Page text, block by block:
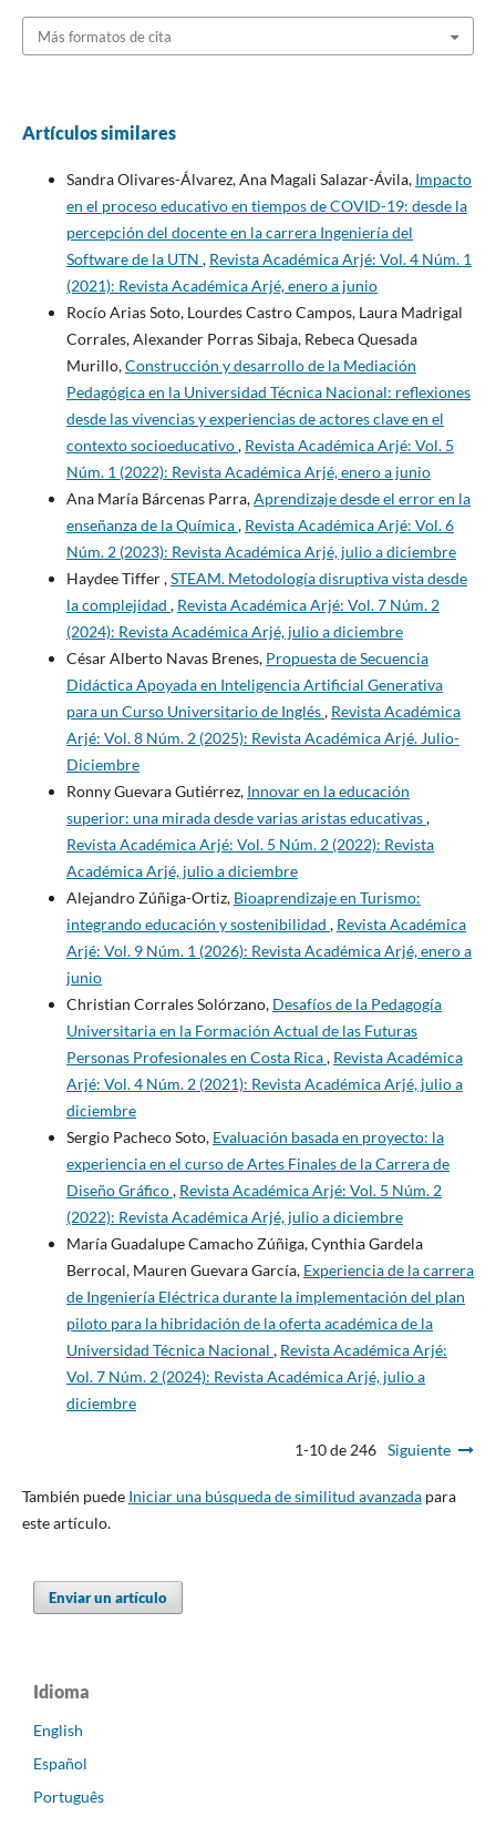
Más formatos de cita
Artículos similares
Sandra Olivares-Álvarez, Ana Magali Salazar-Ávila, Impacto
en el proceso educativo en tiempos de COVID-19: desde la
percepción del docente en la carrera Ingeniería del
Software de la UTN , Revista Académica Arjé: Vol. 4 Núm. 1
(2021): Revista Académica Arjé, enero a junio
Rocío Arias Soto, Lourdes Castro Campos, Laura Madrigal
Corrales, Alexander Porras Sibaja, Rebeca Quesada
Murillo,Construcción y desarrollo de la Mediación
Pedagógica en la Universidad Técnica Nacional: reflexiones
desde las vivencias y experiencias de actores clave en el
contexto socioeducativo, Revista Académica Arjé: Vol. 5
Núm. 1 (2022): Revista Académica Arjé, enero a junio
Ana María Bárcenas Parra,Aprendizaje desde el error en la
enseñanza de la Química, Revista Académica Arjé: Vol. 6
Núm. 2 (2023): Revista Académica Arjé, julio a diciembre
Haydee Tiffer ,STEAM. Metodología disruptiva vista desde
la complejidad , Revista Académica Arjé: Vol. 7 Núm. 2
(2024): Revista Académica Arjé, julio a diciembre
César Alberto Navas Brenes, Propuesta de Secuencia
Didáctica Apoyada en Inteligencia Artificial Generativa
para un Curso Universitario de Inglés, Revista Académica
Arjé: Vol. 8 Núm. 2 (2025): Revista Académica Arjé. Julio-
Diciembre
Ronny Guevara Gutiérrez, Innovar en la educación
superior: una mirada desde varias aristas educativas,
Revista Académica Arjé: Vol. 5 Núm. 2 (2022): Revista
Académica Arjé, julio a diciembre
Alejandro Zúñiga-Ortiz, Bioaprendizaje en Turismo:
integrando educación y sostenibilidad , Revista Académica
Arjé: Vol. 9 Núm. 1 (2026): Revista Académica Arjé, enero a
junio
Christian Corrales Solórzano, Desafíos de la Pedagogía
Universitaria en la Formación Actual de las Futuras
Personas Profesionales en Costa Rica, Revista Académica
Arjé: Vol. 4 Núm. 2 (2021): Revista Académica Arjé, julio a
diciembre
Sergio Pacheco Soto, Evaluación basada en proyecto: la
experiencia en el curso de Artes Finales de la Carrera de
Diseño Gráfico, Revista Académica Arjé: Vol. 5 Núm. 2
(2022): Revista Académica Arjé, julio a diciembre
María Guadalupe Camacho Zúñiga, Cynthia Gardela
Berrocal, Mauren Guevara García, Experiencia de la carrera
de Ingeniería Eléctrica durante la implementación del plan
piloto para la hibridación de la oferta académica de la
Universidad Técnica Nacional , Revista Académica Arjé:
Vol. 7 Núm. 2 (2024): Revista Académica Arjé, julio a
diciembre
1-10 de 246 Siguiente
También puede Iniciar una búsqueda de similitud avanzadapara
este artículo.
Enviar un artículo
Idioma
English
Español
Português